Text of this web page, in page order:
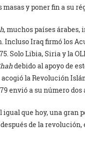
y poner fin a su
, muchos países árabes,
Incluso Iraq firmó los
Solo Libia, Siria y la
debido al apoyo de
la Revolución
envió a su número
igual que hoy, una gran
de la